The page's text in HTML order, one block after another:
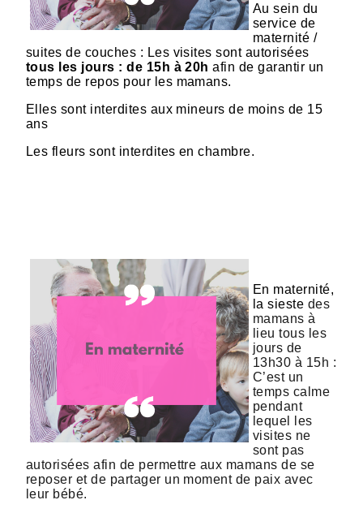
Au sein du
service de
maternité /
suites de couches : Les visites sont autorisées
tous les jours : de 15h à 20hafin de garantir un
temps de repos pour les mamans.
Elles sont interdites aux mineurs de moins de 15
ans
Les fleurs sont interdites en chambre.
En maternité,
la sieste des
mamans à
lieu tous les
jours de
13h30 à 15h :
C’est un
temps calme
pendant
lequel les
visites ne
sont pas
autorisées afin de permettre aux mamans de se
reposer et de partager un moment de paix avec
leur bébé.